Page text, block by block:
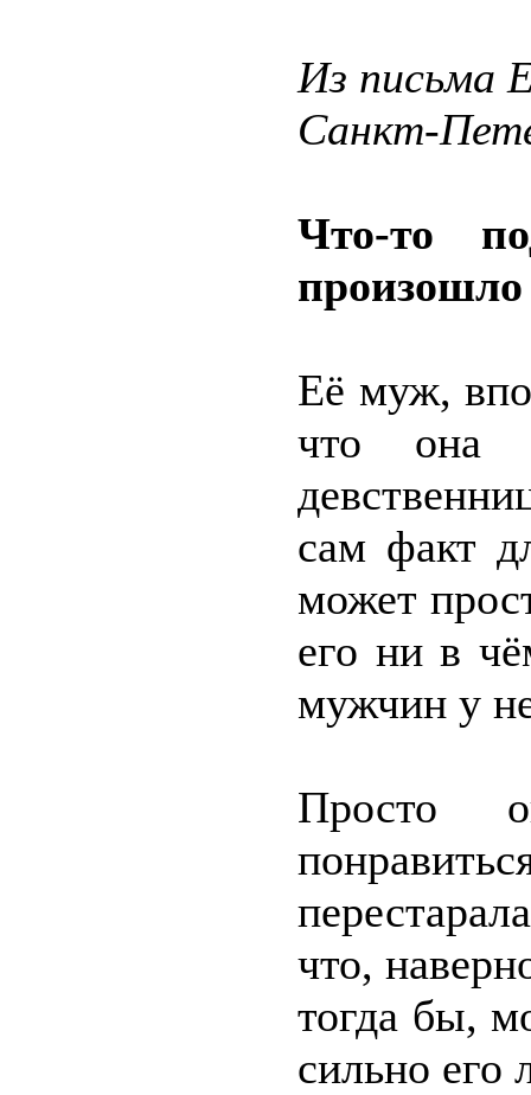
Из письма
Санкт-
Что-то
произошло
Её муж,
что она
сам факт
может
его ни в
мужчин у
Просто
что,
тогда бы,
сильно его